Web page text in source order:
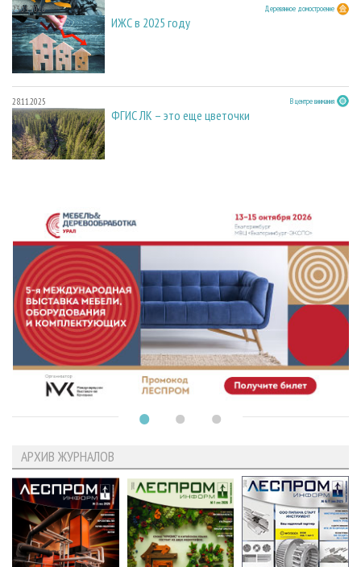
23.03.2026 Деревянное домостроение
ИЖС в 2025 году
28.11.2025 В центре внимания
ФГИС ЛК – это еще цветочки
АРХИВ ЖУРНАЛОВ